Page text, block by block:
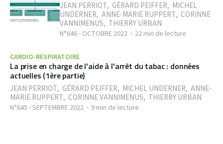
JEAN PERRIOT, GÉRARD PEIFFER, MICHEL
UNDERNER, ANNE-MARIE RUPPERT, CORINNE
VANNIMENUS, THIERRY URBAN
N°646 - OCTOBRE 2022 22 min de lecture
CARDIO-RESPIRATOIRE
La prise en charge de l'aide à l'arrêt du tabac : données
actuelles (1ère partie)
JEAN PERRIOT, GÉRARD PEIFFER, MICHEL UNDERNER, ANNE-
MARIE RUPPERT, CORINNE VANNIMENUS, THIERRY URBAN
N°645 - SEPTEMBRE 2022 9 min de lecture